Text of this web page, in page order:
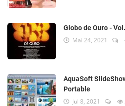
Globo de Ouro -
Mai 24, 2021
AquaSoft
Portable
Jul 8, 2021